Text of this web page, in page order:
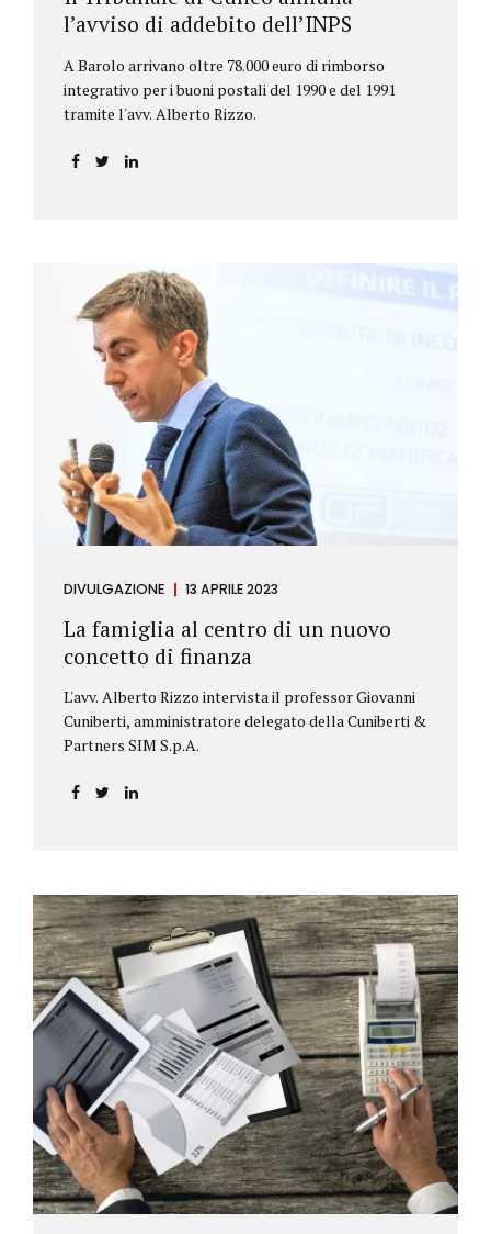
l’avviso di addebito dell’INPS
A Barolo arrivano oltre 78.000 euro di rimborso
integrativo per i buoni postali del 1990 e del 1991
tramite l'avv. Alberto Rizzo.
DIVULGAZIONE 13 APRILE 2023
La famiglia al centro di un nuovo
concetto di finanza
L'avv. Alberto Rizzo intervista il professor Giovanni
Cuniberti, amministratore delegato della Cuniberti &
Partners SIM S.p.A.